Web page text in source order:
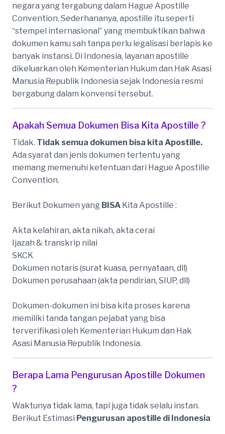
negara yang tergabung dalam Hague Apostille
Convention. Sederhananya, apostille itu seperti
“stempel internasional” yang membuktikan bahwa
dokumen kamu sah tanpa perlu legalisasi berlapis ke
banyak instansi. Di Indonesia, layanan apostille
dikeluarkan oleh Kementerian Hukum dan Hak Asasi
Manusia Republik Indonesia sejak Indonesia resmi
bergabung dalam konvensi tersebut.
Apakah Semua Dokumen Bisa Kita Apostille ?
Tidak. Tidak semua dokumen bisa kita Apostille.
Ada syarat dan jenis dokumen tertentu yang
memang memenuhi ketentuan dari Hague Apostille
Convention.
Berikut Dokumen yang BISA Kita Apostille :
Akta kelahiran, akta nikah, akta cerai
Ijazah & transkrip nilai
SKCK
Dokumen notaris (surat kuasa, pernyataan, dll)
Dokumen perusahaan (akta pendirian, SIUP, dll)
Dokumen-dokumen ini bisa kita proses karena
memiliki tanda tangan pejabat yang bisa
terverifikasi oleh Kementerian Hukum dan Hak
Asasi Manusia Republik Indonesia.
Berapa Lama Pengurusan Apostille Dokumen
?
Waktunya tidak lama, tapi juga tidak selalu instan.
Berikut Estimasi Pengurusan apostille di Indonesia